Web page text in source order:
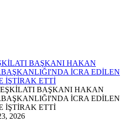
BAŞKANI HAKAN
İCRA EDİLEN
İŞTİRAK ETTİ
2026